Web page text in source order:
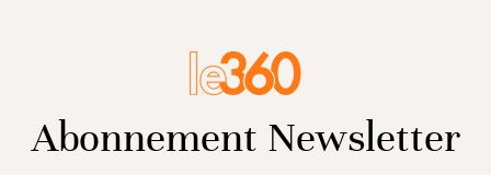
Abonnement Newsletter